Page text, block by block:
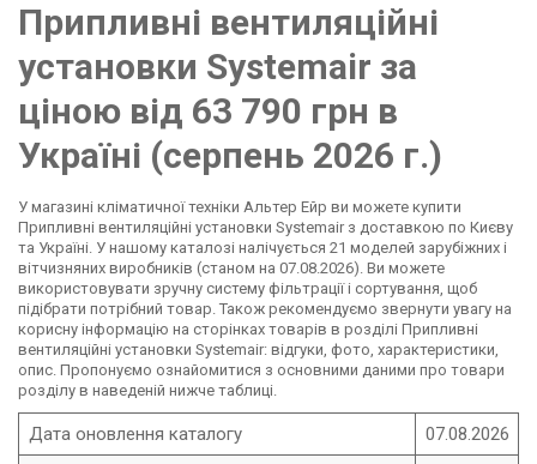
Припливні вентиляційні
установки Systemair за
ціною від 63 790 грн в
Україні (серпень 2026 г.)
У магазині кліматичної техніки Альтер Ейр ви можете купити
Припливні вентиляційні установки Systemair з доставкою по Києву
та Україні. У нашому каталозі налічується 21 моделей зарубіжних і
вітчизняних виробників (станом на 07.08.2026). Ви можете
використовувати зручну систему фільтрації і сортування, щоб
підібрати потрібний товар. Також рекомендуємо звернути увагу на
корисну інформацію на сторінках товарів в розділі Припливні
вентиляційні установки Systemair: відгуки, фото, характеристики,
опис. Пропонуємо ознайомитися з основними даними про товари
розділу в наведеній нижче таблиці.
Дата оновлення каталогу
07.08.2026